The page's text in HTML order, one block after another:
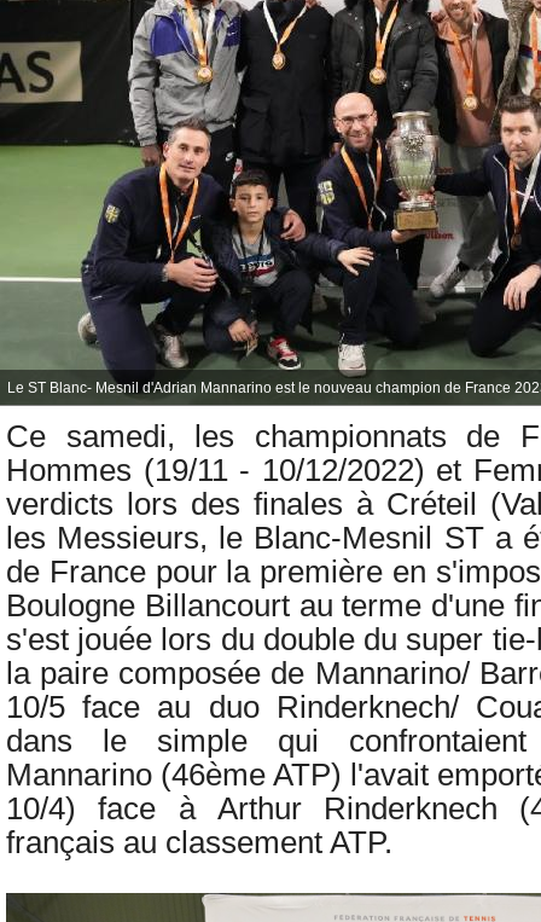
Le ST Blanc- Mesnil d'Adrian Mannarino est le nouveau champion de France
Ce samedi, les championnats de
Hommes (19/11 - 10/12/2022) et
verdicts lors des finales à Créteil
les Messieurs, le Blanc-Mesnil ST a
de France pour la première en
Boulogne Billancourt au terme d'une
s'est jouée lors du double du super
la paire composée de Mannarino/
10/5 face au duo Rinderknech/
dans le simple qui
Mannarino (46ème ATP) l'avait
10/4) face à Arthur Rinderknech
français au classement ATP.